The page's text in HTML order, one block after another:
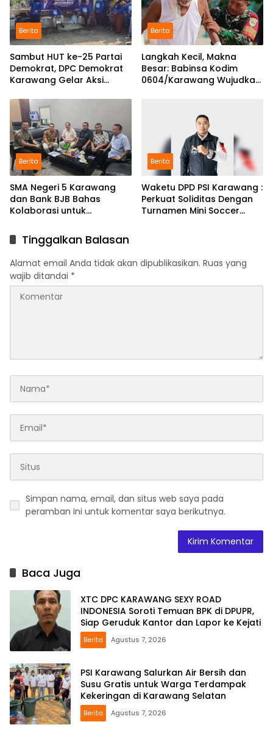
Berita
Sambut HUT ke-25 Partai
Demokrat, DPC Demokrat
Karawang Gelar Aksi
Ciampel
Berita
Langkah Kecil, Makna
Besar: Babinsa Kodim
0604/Karawang Wujudkan
Berita
SMA Negeri 5 Karawang
dan Bank BJB Bahas
Kolaborasi untuk
Pendidikan
Berita
Waketu DPD PSI Karawang :
Perkuat Soliditas Dengan
Turnamen Mini Soccer
Tinggalkan Balasan
Alamat email Anda tidak akan dipublikasikan. Ruas yang
wajib ditandai *
Simpan nama, email, dan situs web saya pada
peramban ini untuk komentar saya berikutnya.
Baca Juga
XTC DPC KARAWANG SEXY ROAD
INDONESIA Soroti Temuan BPK di DPUPR,
Siap Geruduk Kantor dan Lapor ke Kejati
Berita Agustus 7, 2026
PSI Karawang Salurkan Air Bersih dan
Susu Gratis untuk Warga Terdampak
Kekeringan di Karawang Selatan
Berita Agustus 7, 2026